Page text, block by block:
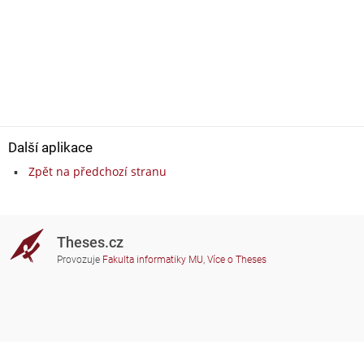
Další aplikace
Zpět na předchozí stranu
Theses.cz
Provozuje Fakulta informatiky MU, Více o Theses